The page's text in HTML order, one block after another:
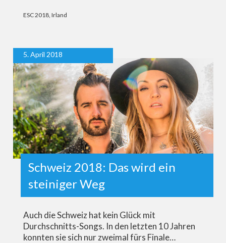
ESC 2018, Irland
5. April 2018
Schweiz 2018: Das wird ein
steiniger Weg
Auch die Schweiz hat kein Glück mit
Durchschnitts-Songs. In den letzten 10 Jahren
konnten sie sich nur zweimal fürs Finale…